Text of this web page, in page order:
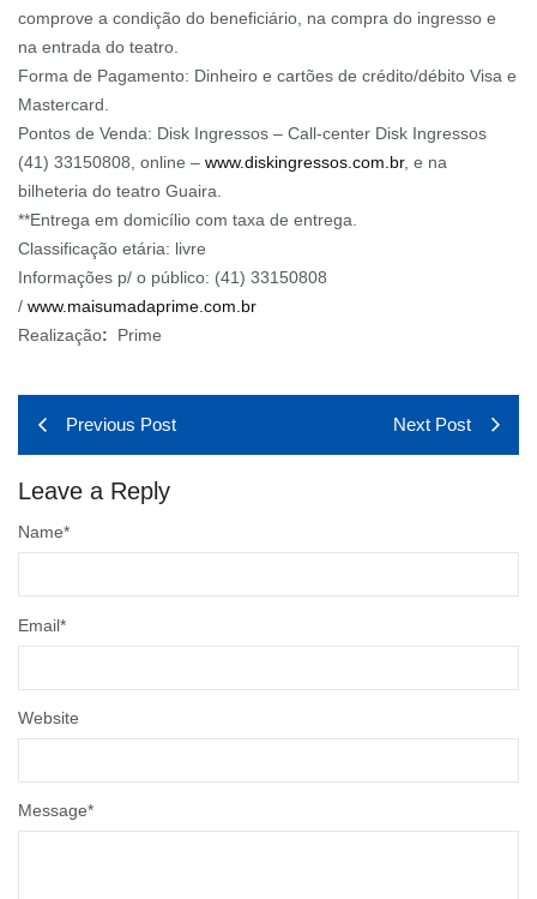
comprove a condição do beneficiário, na compra do ingresso e
na entrada do teatro.
Forma de Pagamento: Dinheiro e cartões de crédito/débito Visa e
Mastercard.
Pontos de Venda: Disk Ingressos – Call-center Disk Ingressos
(41) 33150808, online – www.diskingressos.com.br, e na
bilheteria do teatro Guaira.
**Entrega em domicílio com taxa de entrega.
Classificação etária: livre
Informações p/ o público: (41) 33150808
/ www.maisumadaprime.com.br
Realização: Prime
Previous Post Next Post
Leave a Reply
Message*
Name*
Email*
Website